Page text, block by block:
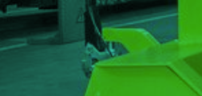
sind. Das Ergebnis unserer
die auch unter
„Made in Germany“
Produkte und damit die